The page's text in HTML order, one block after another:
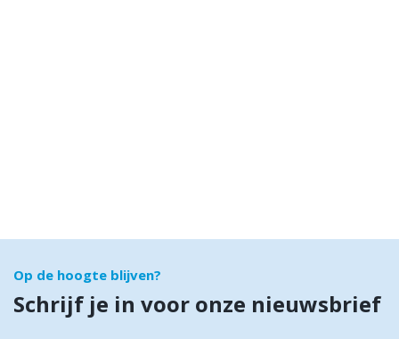
Op de hoogte blijven?
Schrijf je in voor onze nieuwsbrief